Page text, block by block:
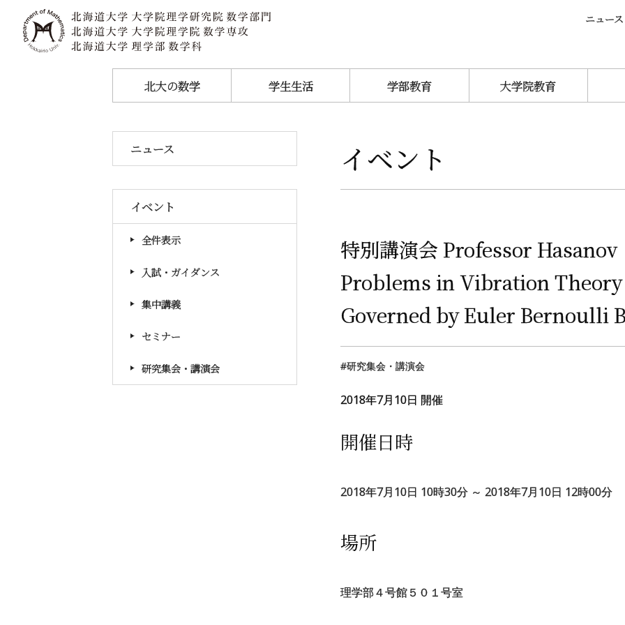
ニュース
北大の数学 学生生活 学部教育 大学院教育
ニュース
イベント
全件表示
入試・ガイダンス
集中講義
セミナー
研究集会・講演会
イベント
特別講演会 Professor Hasanov
Problems in Vibration
Governed by Euler Bernoulli
研究集会・講演会
2018年7月10日 開催
開催日時
2018年7月10日 10時30分 ～ 2018年7月10日 12時00分
場所
理学部４号館５０１号室